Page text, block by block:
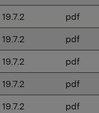
19.7.2 pdf
19.7.2 pdf
19.7.2 pdf
19.7.2 pdf
19.7.2 pdf